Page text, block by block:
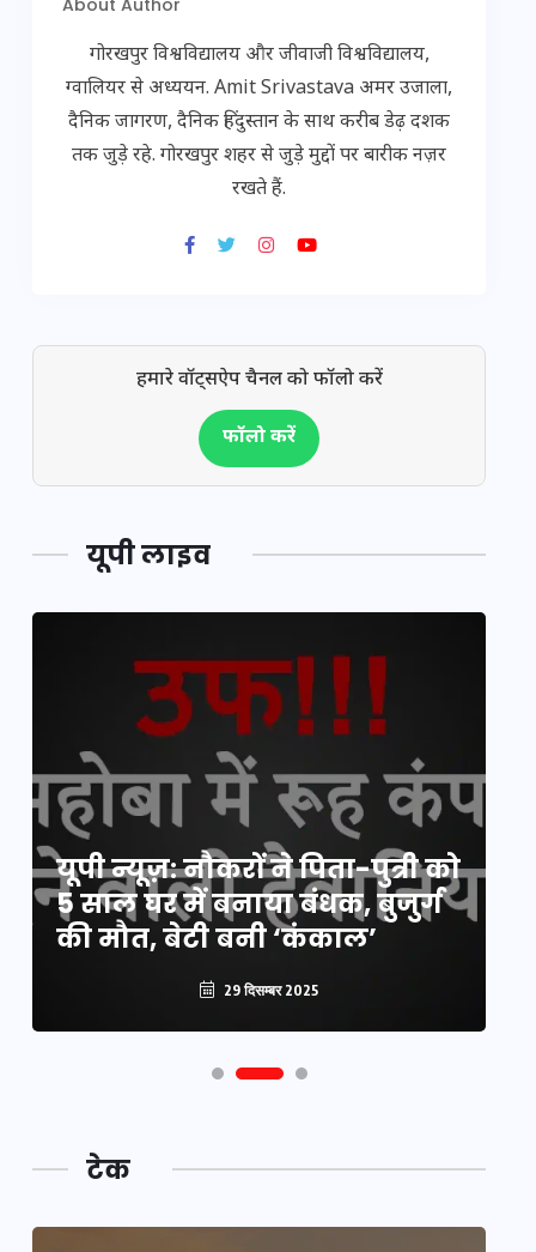
गोरखपुर विश्वविद्यालय और जीवाजी विश्वविद्यालय,
ग्वालियर से अध्ययन. Amit Srivastava अमर उजाला,
दैनिक जागरण, दैनिक हिंदुस्तान के साथ करीब डेढ़ दशक
तक जुड़े रहे. गोरखपुर शहर से जुड़े मुद्दों पर बारीक नज़र
रखते हैं.
हमारे वॉट्सऐप चैनल को फॉलो करें
फॉलो करें
यूपी लाइव
यूपी न्यूज़: नौकरों ने पिता-पुत्री को
5 साल घर में बनाया बंधक, बुजुर्ग
की मौत, बेटी बनी ‘कंकाल’
29 दिसम्बर 2025
टेक